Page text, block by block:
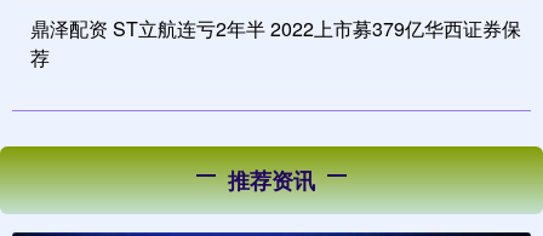
鼎泽配资 ST立航连亏2年半 2022上市募379亿华西证券保
荐
推荐资讯